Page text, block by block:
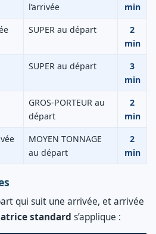
l’arrivée
min
SUPER au départ
2
min
SUPER au départ
3
min
GROS-PORTEUR au
départ
2
min
MOYEN TONNAGE
au départ
2
min
qui suit une arrivée, et arrivée
standard s’applique :